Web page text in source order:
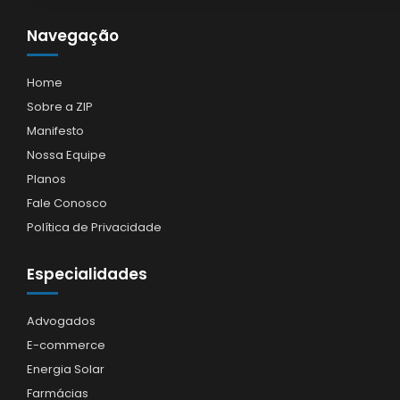
Navegação
Home
Sobre a ZIP
Manifesto
Nossa Equipe
Planos
Fale Conosco
Política de Privacidade
Especialidades
Advogados
E-commerce
Energia Solar
Farmácias